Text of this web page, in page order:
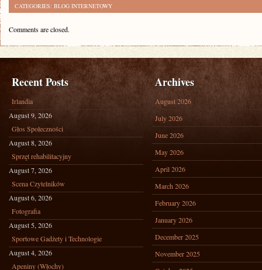
CATEGORIES: BLOG INTERNETOWY
Comments are closed.
Recent Posts
Irlandia
August 9, 2026
Głos Społeczności
August 8, 2026
Sprzęt rehabilitacyjny
August 7, 2026
Scena Czytelników
August 6, 2026
Fotografia
August 5, 2026
Sportowe Gadżety i Technologie
August 4, 2026
Apeniny (Włochy)
Archives
August 2026
July 2026
June 2026
May 2026
April 2026
March 2026
February 2026
January 2026
December 2025
November 2025